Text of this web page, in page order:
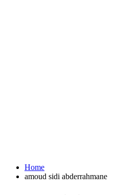
Home
amoud sidi abderrahmane